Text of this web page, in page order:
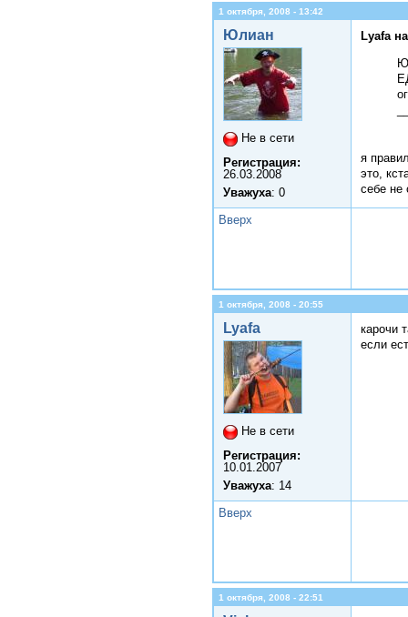
1 октября, 2008 - 13:42
Юлиан
Не в сети
Регистрация:
26.03.2008
Уважуха: 0
Lyafa
я
это,
себе не
Вверх
1 октября, 2008 - 20:55
Lyafa
Не в сети
Регистрация:
10.01.2007
Уважуха: 14
карочи
если
Вверх
1 октября, 2008 - 22:51